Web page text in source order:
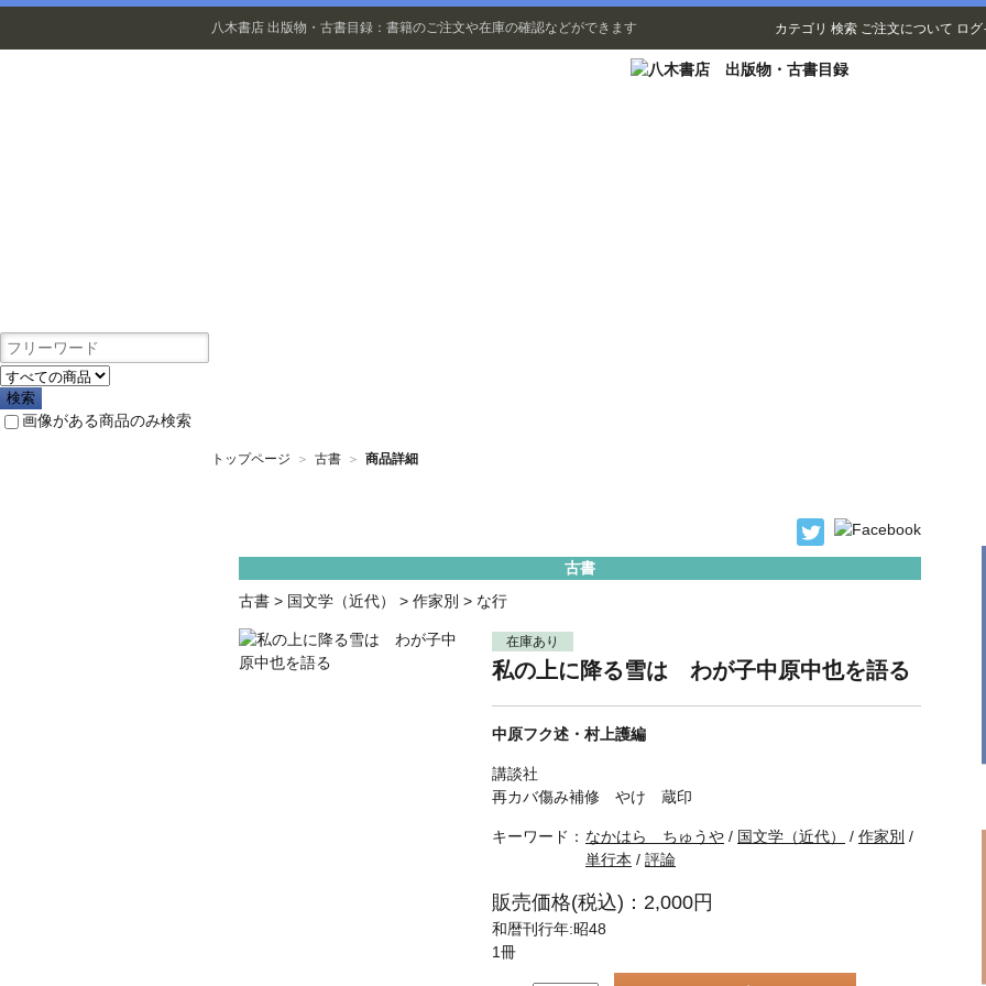
八木書店 出版物・古書目録：書籍のご注文や在庫の確認などができます カテゴリ 検索 ご注文について ログ
画像がある商品のみ検索
トップページ ＞ 古書 ＞ 商品詳細
古書
古書 > 国文学（近代） > 作家別 > な行
在庫あり
私の上に降る雪は わが子中原中也を語る
中原フク述・村上護編
講談社
再カバ傷み補修 やけ 蔵印
キーワード： なかはら ちゅうや / 国文学（近代） / 作家別 /
単行本 / 評論
販売価格(税込)：2,000円
和暦刊行年:昭48
1冊